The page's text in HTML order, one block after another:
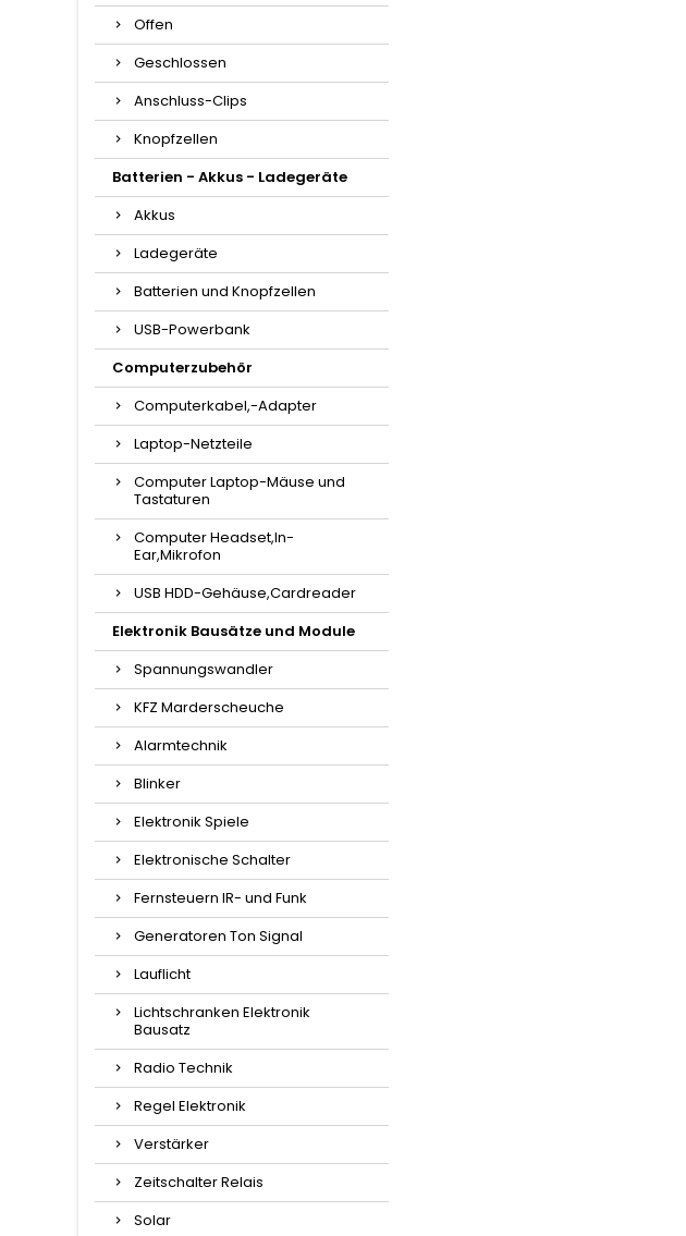
Offen
Geschlossen
Anschluss-Clips
Knopfzellen
Batterien - Akkus - Ladegeräte
Akkus
Ladegeräte
Batterien und Knopfzellen
USB-Powerbank
Computerzubehör
Computerkabel,-Adapter
Laptop-Netzteile
Computer Laptop-Mäuse und
Tastaturen
Computer Headset,In-
Ear,Mikrofon
USB HDD-Gehäuse,Cardreader
Elektronik Bausätze und Module
Spannungswandler
KFZ Marderscheuche
Alarmtechnik
Blinker
Elektronik Spiele
Elektronische Schalter
Fernsteuern IR- und Funk
Generatoren Ton Signal
Lauflicht
Lichtschranken Elektronik
Bausatz
Radio Technik
Regel Elektronik
Verstärker
Zeitschalter Relais
Solar